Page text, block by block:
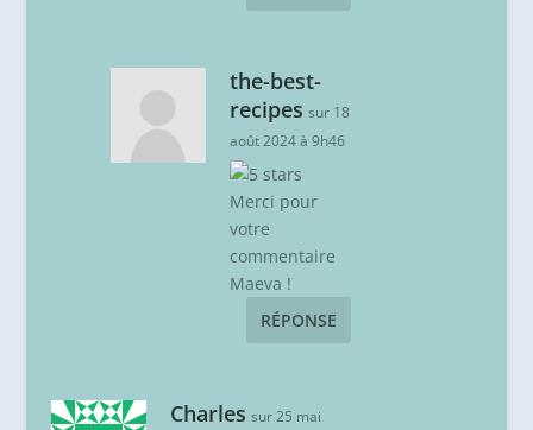
the-best-
recipes sur 18
août 2024 à 9h46
Merci pour
votre
commentaire
Maeva !
RÉPONSE
Charles sur 25 mai